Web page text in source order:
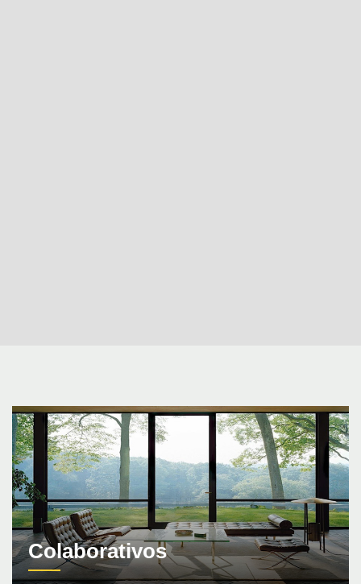
Colaborativos